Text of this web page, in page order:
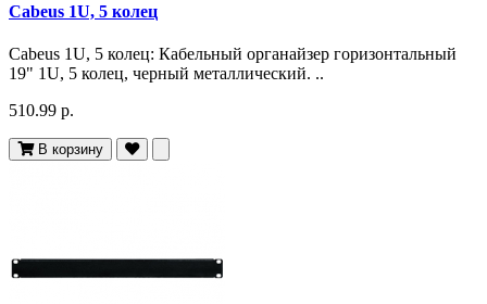
Cabeus 1U, 5 колец
Cabeus 1U, 5 колец: Кабельный органайзер горизонтальный
19" 1U, 5 колец, черный металлический. ..
510.99 р.
В корзину